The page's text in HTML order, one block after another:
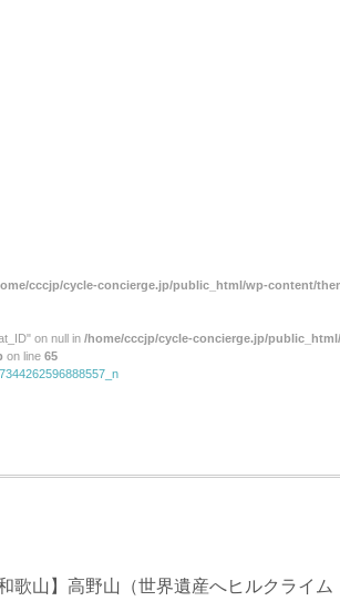
cccjp/cycle-concierge.jp/public_html/wp-content/
on null in /home/cccjp/cycle-concierge.jp/
on line 65
和歌山】高野山（世界遺産へヒルクライム